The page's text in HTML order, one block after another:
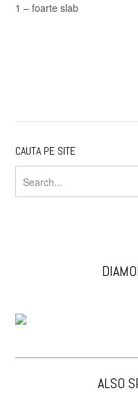
1 – foarte slab
CAUTA PE SITE
ALSO